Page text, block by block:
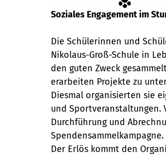
Soziales Engagement im
Die Schülerinnen und
Nikolaus-Groß-Schule in
den guten Zweck
erarbeiten Projekte zu
Diesmal organisierten sie
und Sportveranstaltungen.
Durchführung und
Spendensammelkampagne.
Der Erlös kommt den